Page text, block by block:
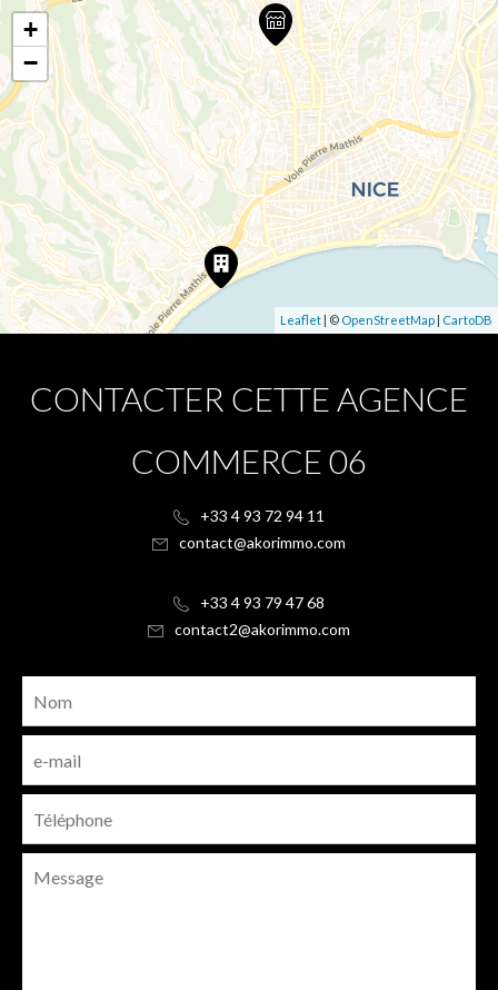
+
−
Leaflet | © OpenStreetMap | CartoDB
CONTACTER CETTE AGENCE
COMMERCE 06
+33 4 93 72 94 11
contact@akorimmo.com
+33 4 93 79 47 68
contact2@akorimmo.com